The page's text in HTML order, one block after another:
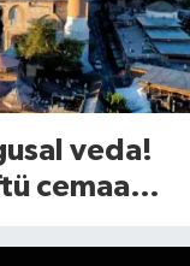
veda!
cemaate